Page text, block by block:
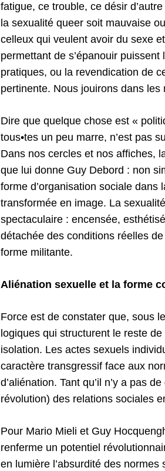
fatigue, ce trouble, ce désir
la sexualité queer soit mauvaise
celleux qui veulent avoir du sexe
permettant de s’épanouir
pratiques, ou la revendication de
pertinente. Nous jouirons dans
Dire que quelque chose est «
tous•tes un peu marre, n’est pas
Dans nos cercles et nos affiches,
que lui donne Guy Debord : non
forme d’organisation sociale
transformée en image. La
spectaculaire : encensée,
détachée des conditions réelles
forme militante.
Aliénation sexuelle et la forme
Force est de constater que, sous
logiques qui structurent le reste
isolation. Les actes sexuels
caractère transgressif face aux
d’aliénation. Tant qu’il n’y a pas
révolution) des relations sociales
Pour Mario Mieli et Guy
renferme un potentiel
en lumière l’absurdité des